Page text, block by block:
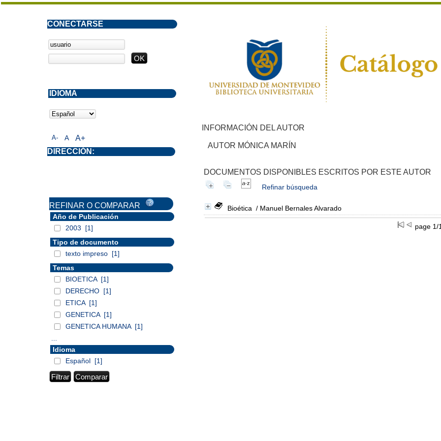
INFORMACIÓN DEL AUTOR
AUTOR MÓNICA MARÍN
DOCUMENTOS DISPONIBLES ESCRITOS POR ESTE AUTOR
Refinar búsqueda
Bioética / Manuel Bernales Alvarado
page
A- A A+
CONECTARSE
DIRECCIÓN:
IDIOMA
REFINAR O COMPARAR
Año de Publicación
2003
[1]
Tipo de documento
texto impreso [1]
Temas
BIOETICA [1]
DERECHO [1]
ETICA [1]
GENETICA [1]
GENETICA HUMANA [1]
Idioma
Español [1]